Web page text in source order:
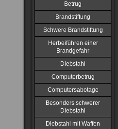
Betrug
Brandstiftung
Schwere Brandstiftung
Herbeiführen einer
Brandgefahr
Diebstahl
Computerbetrug
Computersabotage
Besonders schwerer
Diebstahl
Diebstahl mit Waffen